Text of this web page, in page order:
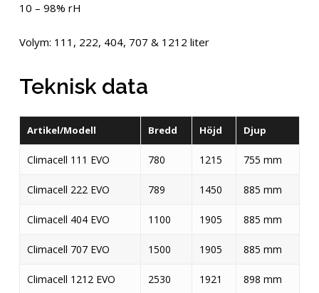
10 – 98% rH
Volym: 111, 222, 404, 707 & 1212 liter
Teknisk data
Artikel/Modell Bredd Höjd Djup
Climacell 111 EVO 780 1215 755 mm
Climacell 222 EVO 789 1450 885 mm
Climacell 404 EVO 1100 1905 885 mm
Climacell 707 EVO 1500 1905 885 mm
Climacell 1212 EVO 2530 1921 898 mm